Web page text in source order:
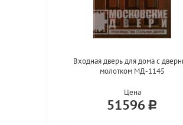
Входная дверь для дома с
молотком МД-1145
Цена
51596